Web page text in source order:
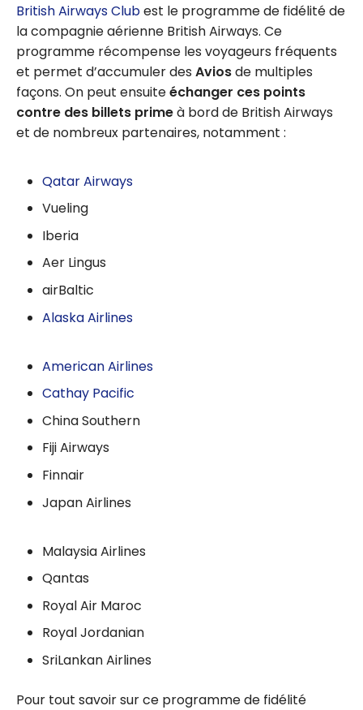
British Airways Clubest le programme de fidélité de
la compagnie aérienne British Airways. Ce
programme récompense les voyageurs fréquents
et permet d’accumuler des Aviosde multiples
façons. On peut ensuiteéchanger ces points
contre des billets primeà bord de British Airways
et de nombreux partenaires, notamment :
Qatar Airways
Vueling
Iberia
Aer Lingus
airBaltic
Alaska Airlines
American Airlines
Cathay Pacific
China Southern
Fiji Airways
Finnair
Japan Airlines
Malaysia Airlines
Qantas
Royal Air Maroc
Royal Jordanian
SriLankan Airlines
Pour tout savoir sur ce programme de fidélité